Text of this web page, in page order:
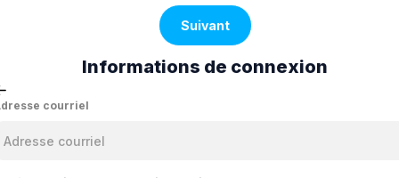
Suivant
Informations de connexion
courriel